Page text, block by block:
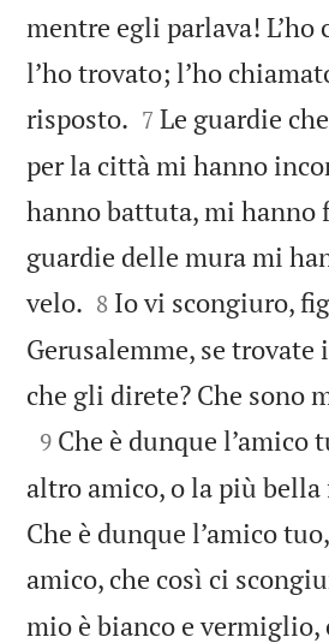
mentre egli parlava! L’ho
l’ho trovato; l’ho
risposto. 

7 Le guardie
per la città mi hanno
hanno battuta, mi hanno
guardie delle mura mi
velo. 

8 Io vi scongiuro,
Gerusalemme, se
che gli direte? Che sono

9 Che è dunque l’amico
altro amico, o la più bella
Che è dunque l’amico
amico, che così ci
mio è bianco e